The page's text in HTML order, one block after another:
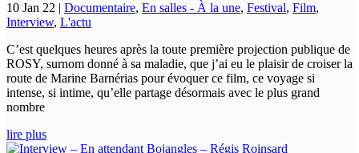
10 Jan 22 | Documentaire, En salles - À la une, Festival, Film,
Interview, L'actu
C’est quelques heures après la toute première projection publique de
ROSY, surnom donné à sa maladie, que j’ai eu le plaisir de croiser la
route de Marine Barnérias pour évoquer ce film, ce voyage si
intense, si intime, qu’elle partage désormais avec le plus grand
nombre
lire plus